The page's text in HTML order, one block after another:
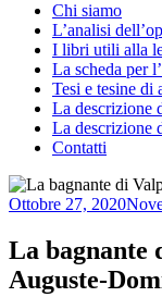
Chi siamo
L’analisi
I libri utili alla
La scheda per
Tesi e tesine di
La descrizione
La descrizione
Contatti
Pubblicato
Ottobre 27, 2020
La bagnante
Auguste-